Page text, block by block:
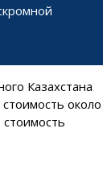
Казахстана
около